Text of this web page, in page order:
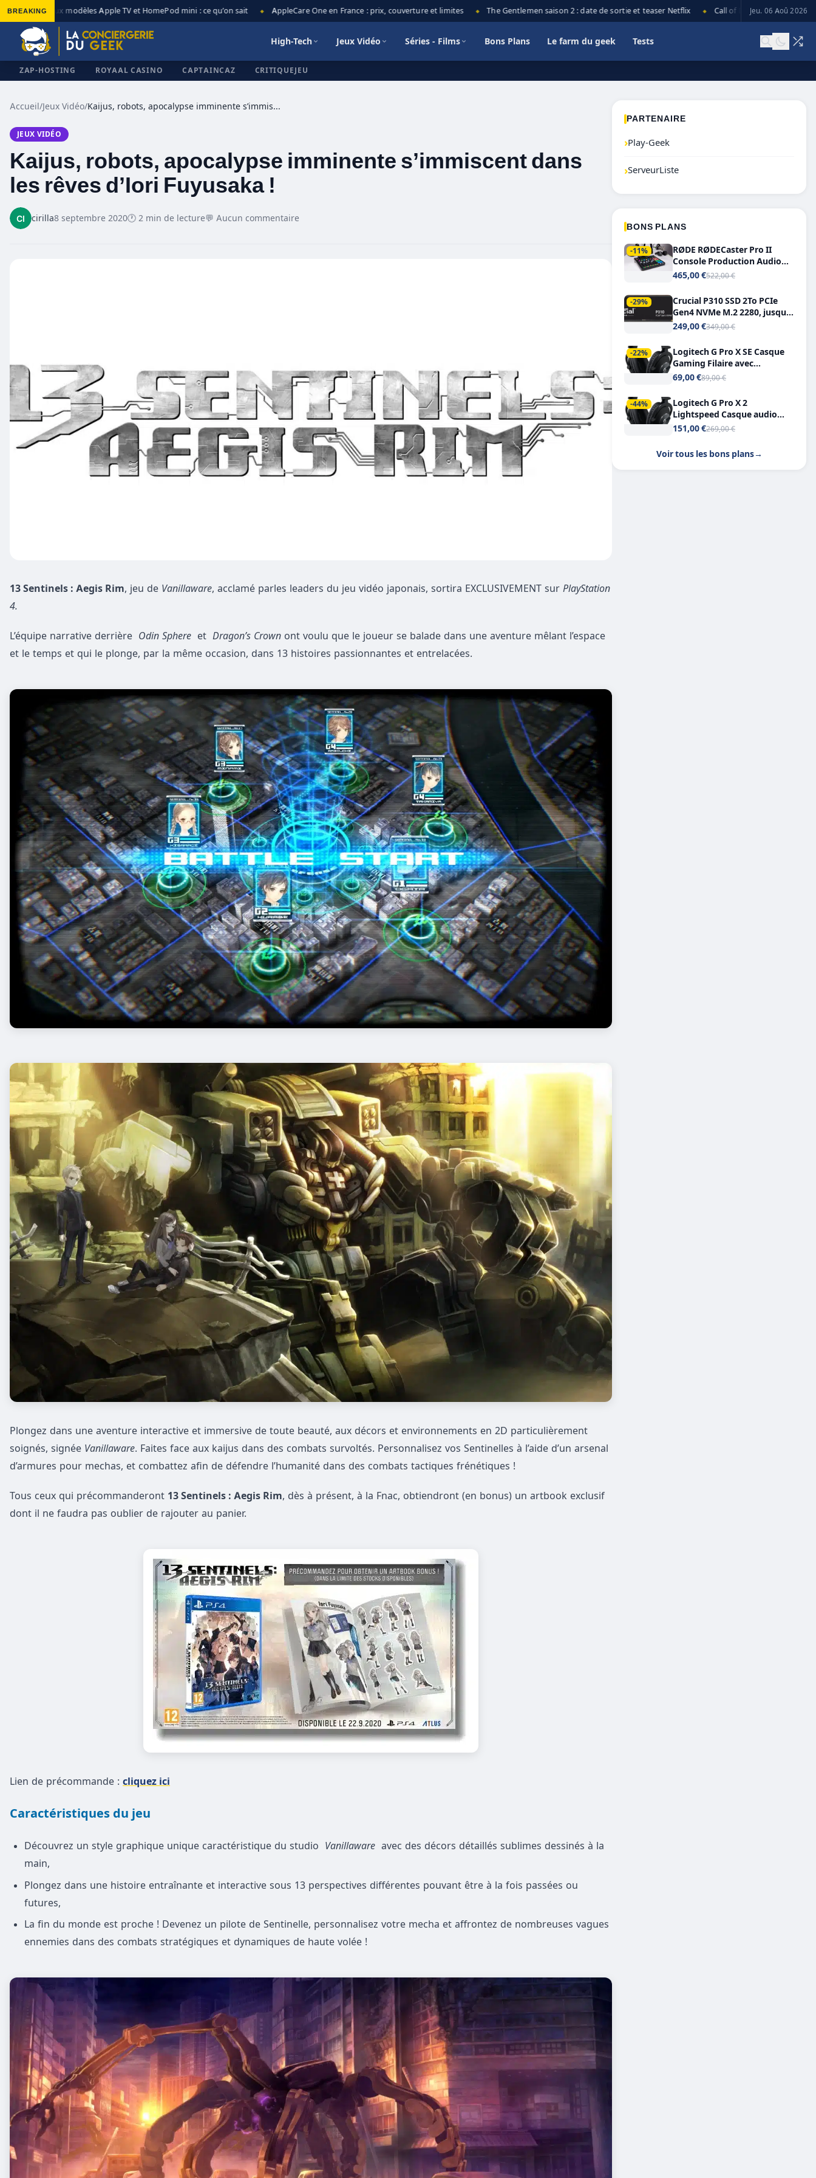
BREAKING
Nouveaux modèles Apple TV et HomePod mini : ce qu’on sait ◆ AppleCare One en France : prix, couverture et limites ◆ The Gentlemen saison 2 : date de sortie et teaser Netflix ◆ Call of Duty: Black Ops 7 lance
Jeu. 06 Aoû 2026
High-Tech Jeux Vidéo Séries - Films Bons Plans Le farm du geek Tests
ZAP-HOSTING ROYAAL CASINO CAPTAINCAZ CRITIQUEJEU
Accueil/Jeux Vidéo/ Kaijus, robots, apocalypse imminente s’immiscent dans les rêves d’Iori Fuyusaka !
JEUX VIDÉO
Kaijus, robots, apocalypse imminente s’immiscent dans
les rêves d’Iori Fuyusaka !
cirilla8 septembre 2020🕐 2 min de lecture💬 Aucun commentaire
13 Sentinels : Aegis Rim, jeu de Vanillaware, acclamé parles leaders du jeu vidéo japonais, sortira EXCLUSIVEMENT sur PlayStation
4.
L’équipe narrative derrière Odin Sphere et Dragon’s Crown ont voulu que le joueur se balade dans une aventure mêlant l’espace
et le temps et qui le plonge, par la même occasion, dans 13 histoires passionnantes et entrelacées.
Plongez dans une aventure interactive et immersive de toute beauté, aux décors et environnements en 2D particulièrement
soignés, signée Vanillaware. Faites face aux kaijus dans des combats survoltés. Personnalisez vos Sentinelles à l’aide d’un arsenal
d’armures pour mechas, et combattez afin de défendre l’humanité dans des combats tactiques frénétiques !
Tous ceux qui précommanderont 13 Sentinels : Aegis Rim, dès à présent, à la Fnac, obtiendront (en bonus) un artbook exclusif
dont il ne faudra pas oublier de rajouter au panier.
Lien de précommande : cliquez ici
Caractéristiques du jeu
Découvrez un style graphique unique caractéristique du studio Vanillaware avec des décors détaillés sublimes dessinés à la
main,
Plongez dans une histoire entraînante et interactive sous 13 perspectives différentes pouvant être à la fois passées ou
futures,
La fin du monde est proche ! Devenez un pilote de Sentinelle, personnalisez votre mecha et affrontez de nombreuses vagues
ennemies dans des combats stratégiques et dynamiques de haute volée !
PARTENAIRE
›Play-Geek
›ServeurListe
BONS PLANS
-11%
RØDE RØDECaster Pro II
Console Production Audio
Tout-en-Un, Bluetooth et
465,00 €522,00 €
-29%
Crucial P310 SSD 2To PCIe
Gen4 NVMe M.2 2280, jusqu’à
7.100 Mo/s
249,00 €349,00 €
-22%
Logitech G Pro X SE Casque
Gaming Filaire avec
Microphone Micro
7.1
69,00 €89,00 €
-44%
Logitech G Pro X 2
Lightspeed Casque audio
bluetooth
151,00 €269,00 €
Voir tous les bons plans→